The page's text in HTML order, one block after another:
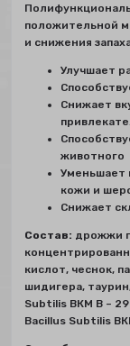
положительной
и снижения
Улучшает
Снижает
животного
Уменьшает
кожи и
Снижает
Состав: дрожжи
кислот, чеснок,
шидигера,
Subtilis ВКМ В –
Bacillus Subtilis